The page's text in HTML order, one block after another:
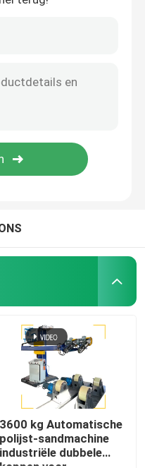
met stalen elleboog
3600 kg Automatische
polijst-sandmachine
industriële dubbele